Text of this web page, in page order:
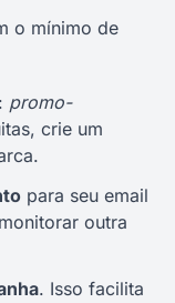
o mínimo de
promo-
crie um
para seu email
outra
. Isso facilita